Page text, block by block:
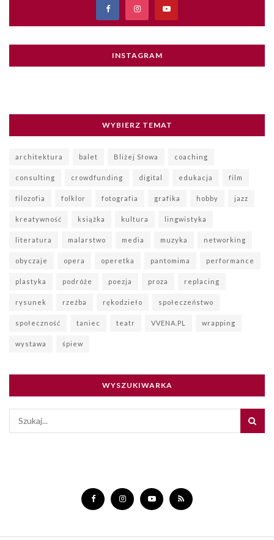
INSTAGRAM
WYBIERZ TEMAT
architektura balet Bliżej Słowa coaching
consulting crowdfunding digital edukacja film
filozofia folklor fotografia grafika hobby jazz
kreatywność książka kultura lingwistyka
literatura malarstwo media muzyka networking
obyczaje opera operetka pantomima performance
plastyka podróże poezja proza replacing
rysunek rzeźba rękodzieło społeczeństwo
społeczność taniec teatr VVENA.PL wrapping
wystawa śpiew
WYSZUKIWARKA